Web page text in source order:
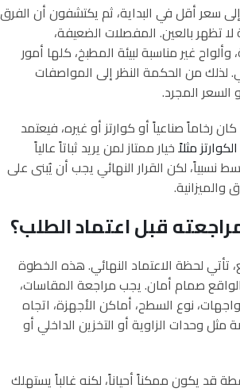
سعر أقل في البداية، ثم يكتشفون أن الفرق
تظهر بالعين. المفصلات الضعيفة،
وألواح غير مناسبة لبيئة المطبخ، كلها أمور
لذلك من الحكمة النظر إلى المواصفات
السعر المجرد.
رخاماً صناعياً أو كوارتز أو غيره، فيعتمد
الكوارتز مثلاًخيار ممتاز لمن يريد ثباتاً عالياً
نسبياً، لكن القرار النهائي يجب أن يُبنى على
والميزانية.
قبل اعتماد الطلب؟
تأتي لحظة الاعتماد النهائي. هذه الخطوة
الواقع صمام أمان. يجب مراجعة المقاسات،
نوع السطح، أماكن الأجهزة، اتجاه
مثل وحدات الزاوية أو التخزين الداخلي أو
قد يكون ممكناً أحياناً، لكنه غالباً يستهلك